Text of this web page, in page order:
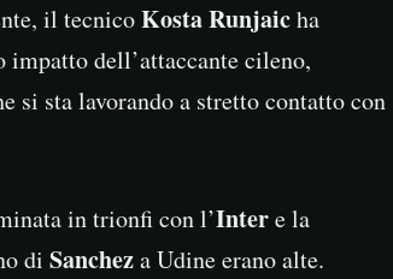
il tecnicoKosta Runjaicha
impatto dell’attaccante cileno,
si sta lavorando a stretto contatto con
in trionfi con l’Intere la
di Sancheza Udine erano alte.